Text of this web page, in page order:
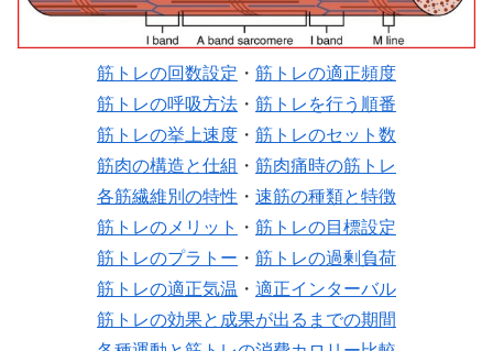
筋トレの回数設定 ・ 筋トレの適正頻度
筋トレの呼吸方法 ・ 筋トレを行う順番
筋トレの挙上速度 ・ 筋トレのセット数
筋肉の構造と仕組 ・ 筋肉痛時の筋トレ
各筋繊維別の特性 ・ 速筋の種類と特徴
筋トレのメリット
・ 筋トレの目標設定
筋トレのプラトー ・ 筋トレの過剰負荷
筋トレの適正気温 ・ 適正インターバル
筋トレの効果と成果が出るまでの期間